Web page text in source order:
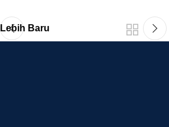
Lebih Baru